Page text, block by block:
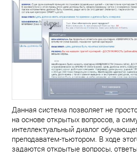
Данная система позволяет не
на основе открытых вопросов, а
интеллектуальный диалог
преподаватем-тьютором. В ходе
задаются открытые вопросы,